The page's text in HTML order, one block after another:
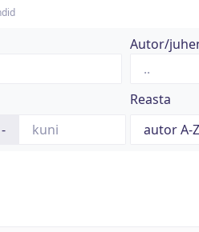
Autor/
-
Reasta